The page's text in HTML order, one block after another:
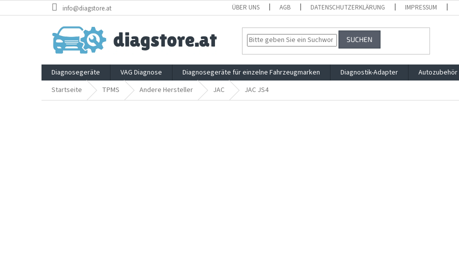
Inhalt
info@diagstore.at ÜBER UNS AGB DATENSCHUTZERKLÄRUNG IMPRESSUM
SUCHEN
Diagnosegeräte VAG Diagnose Diagnosegeräte für einzelne Fahrzeugmarken Diagnostik-Adapter Autozubehör
Startseite
TPMS Andere Hersteller JAC JAC JS4